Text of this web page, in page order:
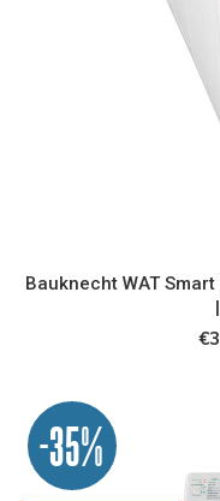
Bauknecht WAT
-35%